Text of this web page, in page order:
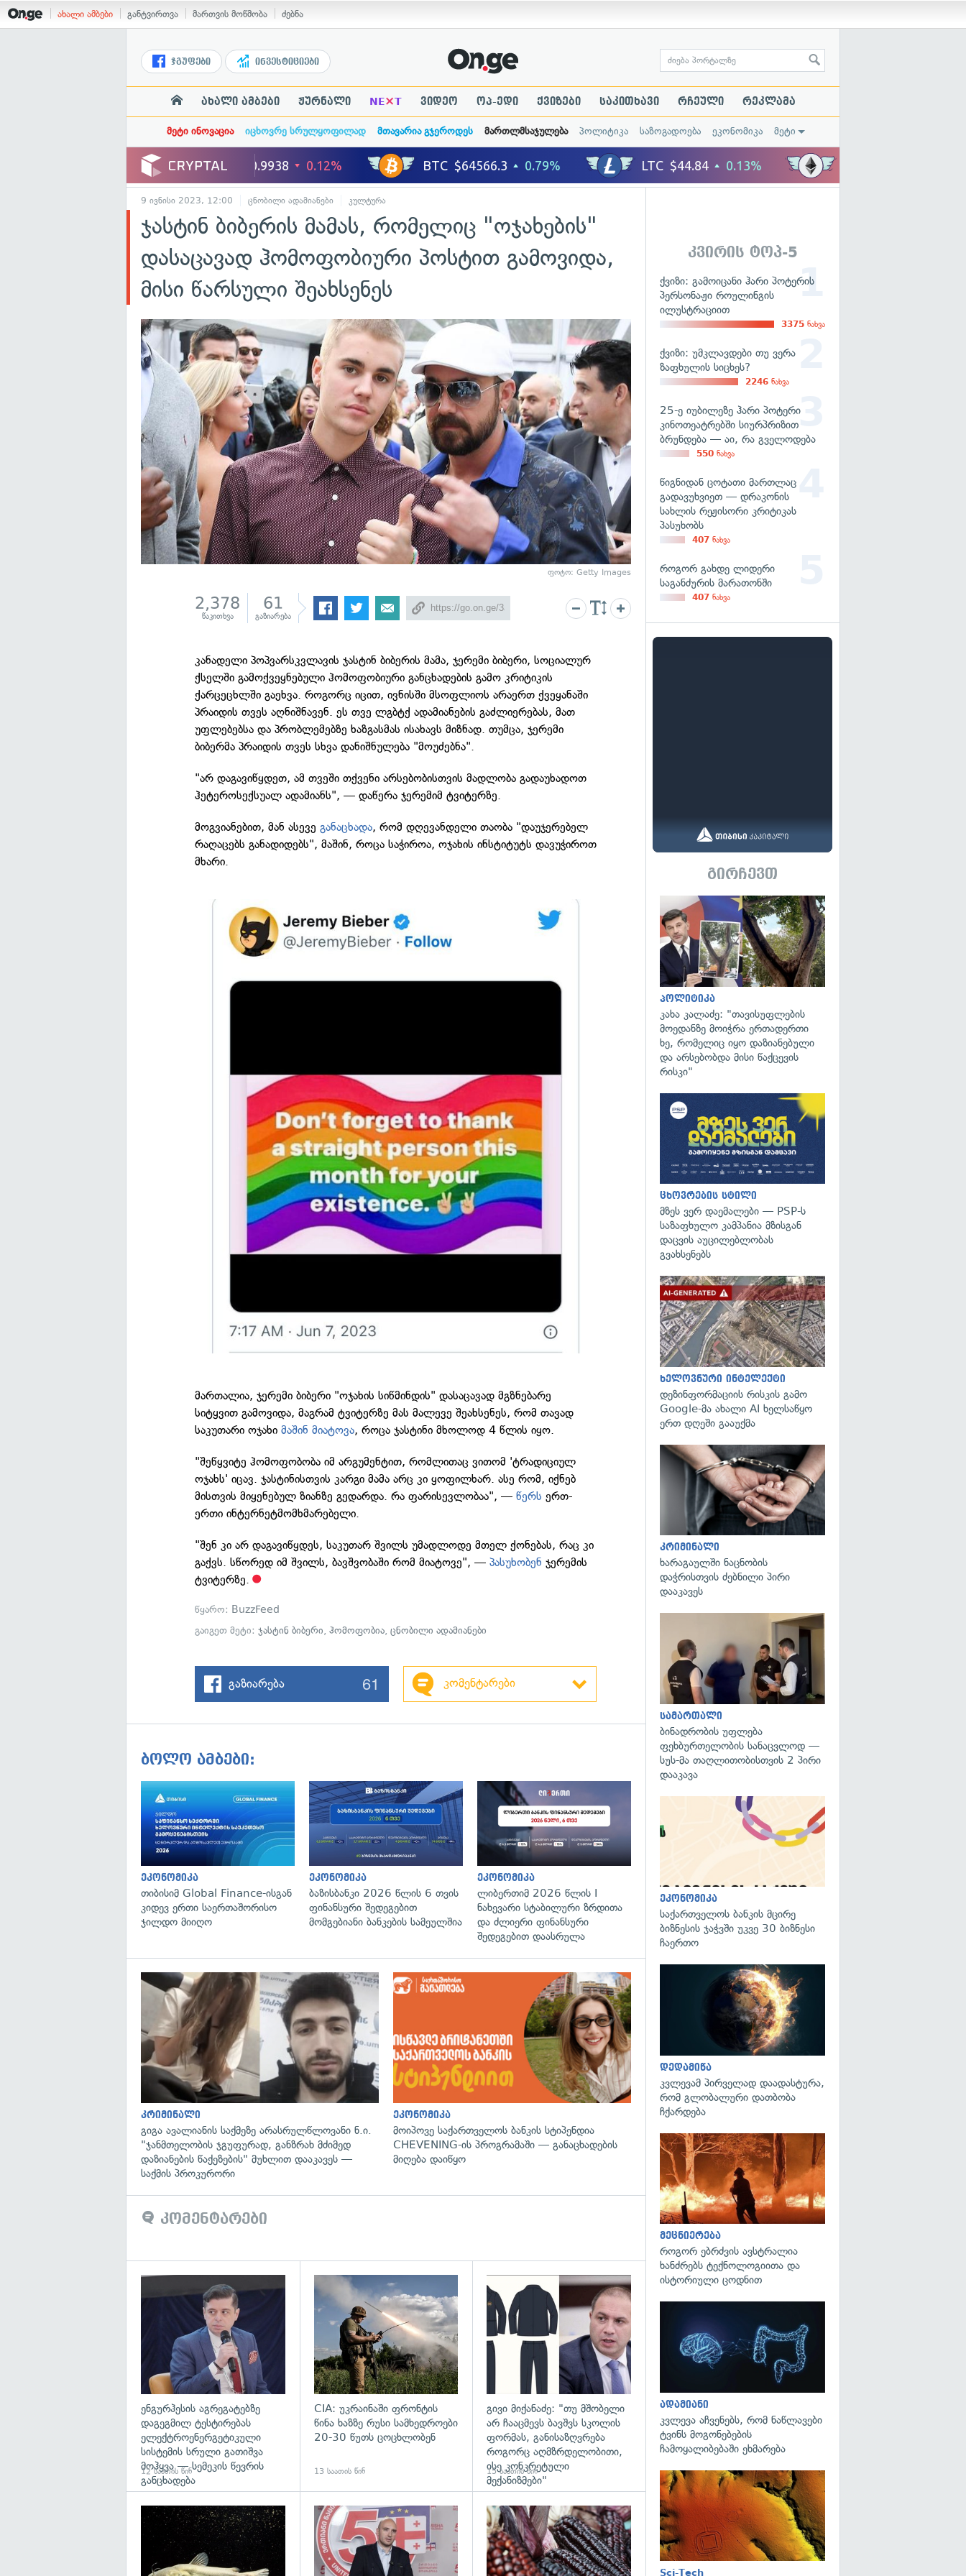
ახალი ამბები განტვირთვა მართვის მოწმობა ძებნა
ჯგუფები ინვესტიციები
ახალი ამბები ჟურნალი NE×T ვიდეო ოპ-ედი ქვიზები საკითხავი რჩეული რეკლამა
მეტი ინოვაცია იცხოვრე სრულყოფილად მთავარია გჯეროდეს მართლმსაჯულება პოლიტიკა საზოგადოება ეკონომიკა მეტი
9 ივნისი 2023, 12:00 ცნობილი ადამიანები კულტურა
ჯასტინ ბიბერის მამას, რომელიც "ოჯახების"
დასაცავად ჰომოფობიური პოსტით გამოვიდა,
მისი წარსული შეახსენეს
ფოტო: Getty Images
2,378
წაკითხვა
61
გაზიარება
კანადელი პოპვარსკვლავის ჯასტინ ბიბერის მამა, ჯერემი ბიბერი, სოციალურ
ქსელში გამოქვეყნებული ჰომოფობიური განცხადების გამო კრიტიკის
ქარცეცხლში გაეხვა. როგორც იცით, ივნისში მსოფლიოს არაერთ ქვეყანაში
პრაიდის თვეს აღნიშნავენ. ეს თვე ლგბტქ ადამიანების გაძლიერებას, მათ
უფლებებსა და პრობლემებზე ხაზგასმას ისახავს მიზნად. თუმცა, ჯერემი
ბიბერმა პრაიდის თვეს სხვა დანიშნულება "მოუძებნა".
"არ დაგავიწყდეთ, ამ თვეში თქვენი არსებობისთვის მადლობა გადაუხადოთ
ჰეტეროსექსუალ ადამიანს", — დაწერა ჯერემიმ ტვიტერზე.
მოგვიანებით, მან ასევეგანაცხადა, რომ დღევანდელი თაობა "დაუჯერებელ
რაღაცებს განადიდებს", მაშინ, როცა საჭიროა, ოჯახის ინსტიტუტს დავუჭიროთ
მხარი.
მართალია, ჯერემი ბიბერი "ოჯახის სიწმინდის" დასაცავად მგზნებარე
სიტყვით გამოვიდა, მაგრამ ტვიტერზე მას მალევე შეახსენეს, რომ თავად
საკუთარი ოჯახიმაშინ მიატოვა, როცა ჯასტინი მხოლოდ 4 წლის იყო.
"შეწყვიტე ჰომოფობობა იმ არგუმენტით, რომლითაც ვითომ 'ტრადიციულ
ოჯახს' იცავ. ჯასტინისთვის კარგი მამა არც კი ყოფილხარ. ასე რომ, იქნებ
მისთვის მიყენებულ ზიანზე გედარდა. რა ფარისევლობაა", —წერს ერთ-
ერთი ინტერნეტმომხმარებელი.
"შენ კი არ დაგავიწყდეს, საკუთარ შვილს უმადლოდე მთელ ქონებას, რაც კი
გაქვს. სწორედ იმ შვილს, ბავშვობაში რომ მიატოვე", —პასუხობენჯერემის
ტვიტერზე.
წყარო: BuzzFeed
გაიგეთ მეტი:ჯასტინ ბიბერი,ჰომოფობია,ცნობილი ადამიანები
გაზიარება 61 კომენტარები
ბოლო ამბები:
ეკონომიკა
თიბისიმ Global Finance-ისგან
კიდევ ერთი საერთაშორისო
ჯილდო მიიღო
ეკონომიკა
ბაზისბანკი 2026 წლის 6 თვის
ფინანსური შედეგებით
მომგებიანი ბანკების სამეულშია
ეკონომიკა
ლიბერთიმ 2026 წლის I
ნახევარი სტაბილური ზრდითა
და ძლიერი ფინანსური
შედეგებით დაასრულა
გადახედვა
კრიმინალი
გიგა ავალიანის საქმეზე არასრულწლოვანი ნ.ი.
"ჯანმთელობის ჯგუფურად, განზრახ მძიმედ
დაზიანების წაქეზების" მუხლით დააკავეს —
საქმის პროკურორი
ეკონომიკა
მოიპოვე საქართველოს ბანკის სტიპენდია
CHEVENING-ის პროგრამაში — განაცხადების
მიღება დაიწყო
კომენტარები
გადახედვა
ენგურჰესის აგრეგატებზე
დაგეგმილ ტესტირებას
ელექტროენერგეტიკული
სისტემის სრული გათიშვა
მოჰყვა — სემეკის წევრის
განცხადება
12 საათის წინ
გადახედვა
CIA: უკრაინაში ფრონტის
წინა ხაზზე რუსი სამხედროები
20-30 წუთს ცოცხლობენ
13 საათის წინ
გივი მიქანაძე: "თუ მშობელი
არ ჩააცმევს ბავშვს სკოლის
ფორმას, განისაზღვრება
როგორც აღმზრდელობითი,
ისე კონკრეტული
მექანიზმები"
15 საათის წინ
გადახედვა გადახედვა გადახედვა
კვირის ტოპ-5
ქვიზი: გამოიცანი ჰარი პოტერის
პერსონაჟი როულინგის
ილუსტრაციით
3375 ნახვა
ქვიზი: უმკლავდები თუ ვერა
ზაფხულის სიცხეს?
2246 ნახვა
25-ე იუბილეზე ჰარი პოტერი
კინოთეატრებში სიურპრიზით
ბრუნდება — აი, რა გველოდება
550 ნახვა
წიგნიდან ცოტათი მართლაც
გადავუხვიეთ — დრაკონის
სახლის რეჟისორი კრიტიკას
პასუხობს
407 ნახვა
როგორ გახდე ლიდერი
საგანძურის მარათონში
407 ნახვა
გირჩევთ
პოლიტიკა
კახა კალაძე: "თავისუფლების
მოედანზე მოიჭრა ერთადერთი
ხე, რომელიც იყო დაზიანებული
და არსებობდა მისი წაქცევის
რისკი"
ცხოვრების სტილი
მზეს ვერ დაემალები — PSP-ს
საზაფხულო კამპანია მზისგან
დაცვის აუცილებლობას
გვახსენებს
ხელოვნური ინტელექტი
დეზინფორმაციის რისკის გამო
Google-მა ახალი AI ხელსაწყო
ერთ დღეში გააუქმა
კრიმინალი
ხარაგაულში ნაცნობის
დაჭრისთვის ძებნილი პირი
დააკავეს
სამართალი
ბინადრობის უფლება
ფეხბურთელობის სანაცვლოდ —
სუს-მა თაღლითობისთვის 2 პირი
დააკავა
ეკონომიკა
საქართველოს ბანკის მცირე
ბიზნესის ჯაჭვში უკვე 30 ბიზნესი
ჩაერთო
დედამიწა
კვლევამ პირველად დაადასტურა,
რომ გლობალური დათბობა
ჩქარდება
მეცნიერება
როგორ ებრძვის ავსტრალია
ხანძრებს ტექნოლოგიითა და
ისტორიული ცოდნით
ადამიანი
კვლევა აჩვენებს, რომ ნაწლავები
ტვინს მოგონებების
ჩამოყალიბებაში ეხმარება
Sci-Tech